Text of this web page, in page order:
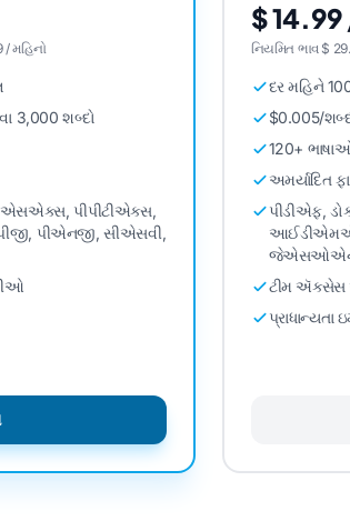
મહિનો
3,000 શબ્દો
પીપીટીએક્સ,
પીએનજી, સીએસવી,
$ 14.99
નિયમિત ભાવ $
દર મહિને
$0.005/
120+
અમર્યાદિત
પીડીએફ,
ટીમ ઍક્સેસ